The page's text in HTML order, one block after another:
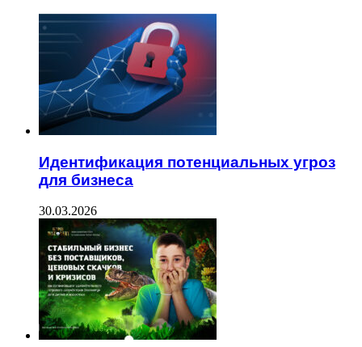
Идентификация потенциальных угроз
для бизнеса
30.03.2026